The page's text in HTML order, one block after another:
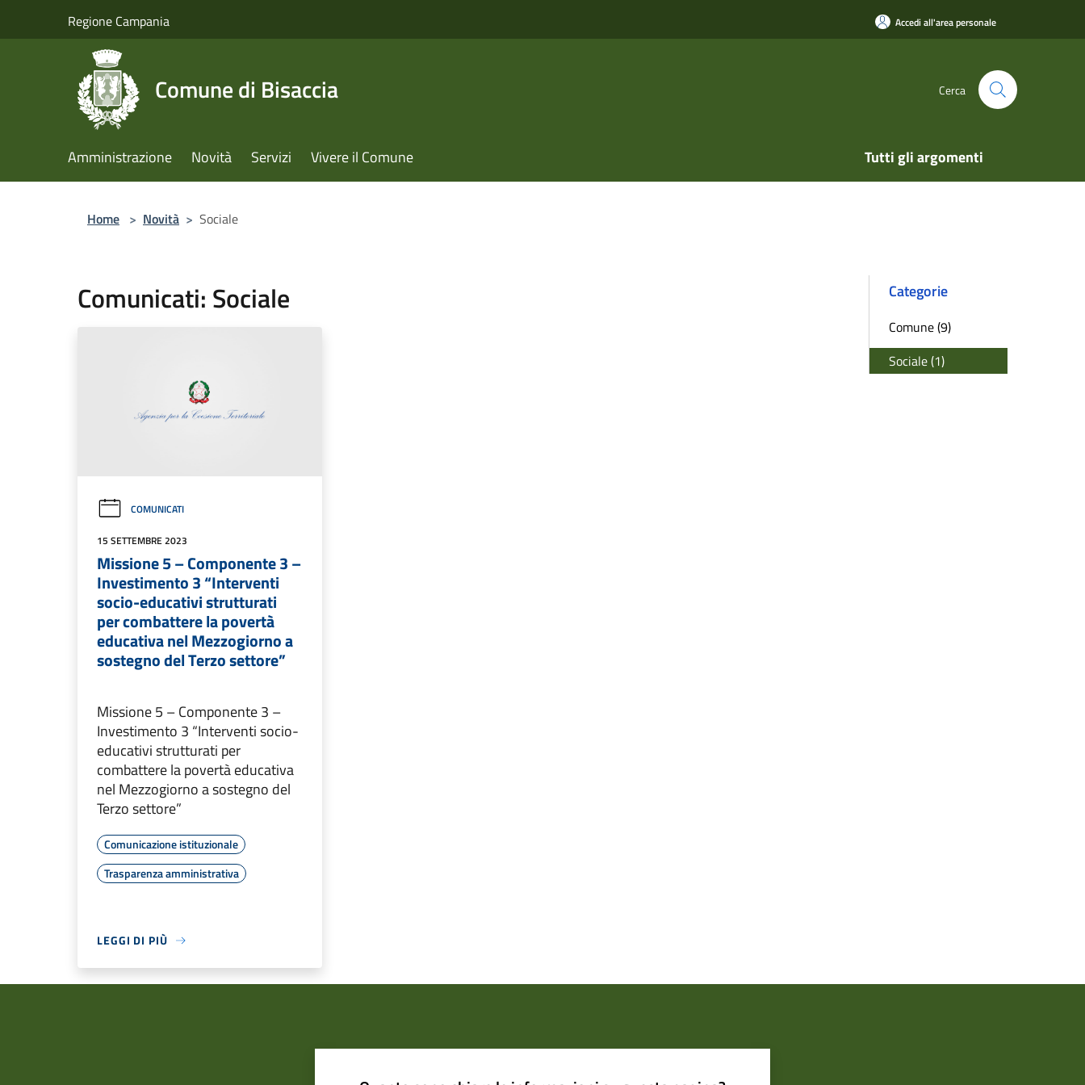
Regione Campania Accedi all'area personale
Comune di Bisaccia Cerca
Amministrazione Novità Servizi Vivere il Comune Tutti gli argomenti
Home > Novità > Sociale
Comunicati: Sociale
COMUNICATI
15 SETTEMBRE 2023
Missione 5 – Componente 3 –
Investimento 3 “Interventi
socio-educativi strutturati
per combattere la povertà
educativa nel Mezzogiorno a
sostegno del Terzo settore”
Missione 5 – Componente 3 –
Investimento 3 “Interventi socio-
educativi strutturati per
combattere la povertà educativa
nel Mezzogiorno a sostegno del
Terzo settore”
Comunicazione istituzionale
Trasparenza amministrativa
LEGGI DI PIÙ
Categorie
Comune (9)
Sociale (1)